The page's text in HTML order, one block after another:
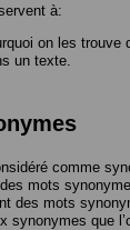
à:
on les trouve
un texte.
comme
des mots
des mots
synonymes que